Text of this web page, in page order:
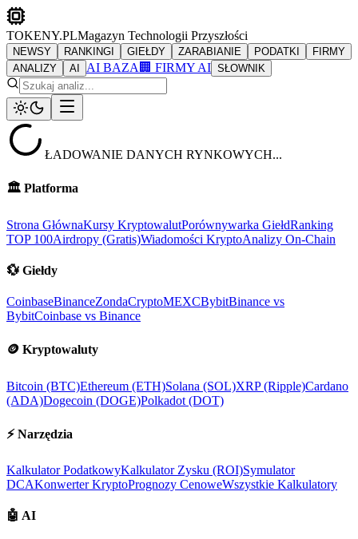
TOKENY.PLMagazyn Technologii Przyszłości
NEWSY RANKINGI GIEŁDY ZARABIANIE PODATKI
FIRMY
ANALIZY
AI AI BAZA 🏢 FIRMY AI SŁOWNIK
ŁADOWANIE DANYCH RYNKOWYCH...
🏛️ Platforma
Strona GłównaKursy KryptowalutPorównywarka GiełdRanking
TOP 100Airdropy (Gratis)Wiadomości KryptoAnalizy On-Chain
💱 Giełdy
CoinbaseBinanceZondaCryptoMEXCBybitBinance vs
BybitCoinbase vs Binance
🪙 Kryptowaluty
Bitcoin (BTC)Ethereum (ETH)Solana (SOL)XRP (Ripple)Cardano
(ADA)Dogecoin (DOGE)Polkadot (DOT)
⚡ Narzędzia
Kalkulator PodatkowyKalkulator Zysku (ROI)Symulator
DCAKonwerter KryptoPrognozy CenoweWszystkie Kalkulatory
🤖 AI